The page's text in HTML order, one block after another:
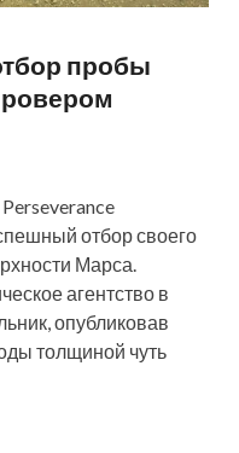
пробы
ровером
отбор своего
Марса.
агентство в
опубликовав
толщиной чуть